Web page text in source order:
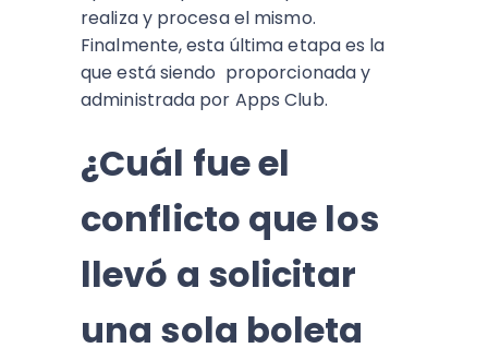
realiza y procesa el mismo.
Finalmente, esta última etapa es la
que está siendo proporcionada y
administrada por Apps Club.
¿Cuál fue el
conflicto que los
llevó a solicitar
una sola boleta